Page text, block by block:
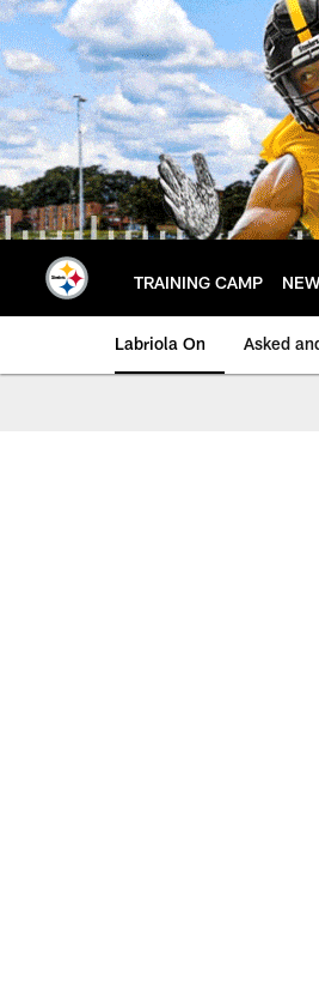
Skip
to
main
content
TRAINING CAMP
Labriola On Asked